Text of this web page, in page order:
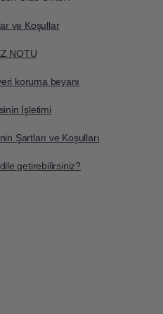
ve Koşullar
NOTU
koruma beyanı
İşletimi
Şartları ve Koşulları
getirebilirsiniz?